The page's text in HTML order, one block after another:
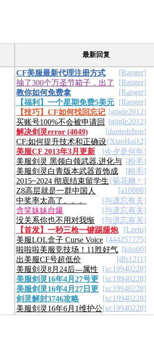
最新回复
[Ranger]
CF美服最新代理注册方式
【首发】【原创】【申精】
[Ranger]
抽了300个万圣节箱子，出了
这个
[Ranger]
教你如何免费拿
UGC/PAYPAL/Amazon点卡
[Ranger]
【福利】一个星期免费5美元
无压力
[giigle2012]
【技巧】CF如何找回忘记
的邮箱地址
[giigle2012]
买账号100%不会被申请回
去（有副作用）
[dantedzhou]
解决剑灵error (4049)
（3.13.2016）
[XiaoHai12]
CF:如何提升技术和正确设
置游戏设置
[今夕是何年]
美服CF 2013年3月更新
内容.
[粉毛]
美服剑灵 黑领白领武器.进化与
突破
[粉毛]
美服剑灵白青版本武器首饰成
长树
[菊花糖丶]
2015~2024 彻底结束留学生
涯了
[a10888]
Z8高层就是一群中国人
[与遗忘有关]
中奖率太高了。。。
[与遗忘有关]
含笑妹妹自爆
[与遗忘有关]
没关系你也不用对我惭
愧 也许我根本喜欢被你浪费.
[Lzeiu]
【首发】一秒三枪一键踢腿炮
宏
[444257775]
美服LOL盒子 Curse Voice
Beta
[kjio00]
啦啦啦美服竞技场！11胜好气
啊！
[dfs1211]
出美服CF号超低价
[xc19940228]
美服剑灵8月24后---属性
首饰
[xc19940228]
美服剑灵16年4月27号更
新信息
[xc19940228]
美服剑灵16年4月27日更
新2.0
[xc19940228]
剑灵解封3746攻略
[xc19940228]
美服剑灵16年6月1维护公